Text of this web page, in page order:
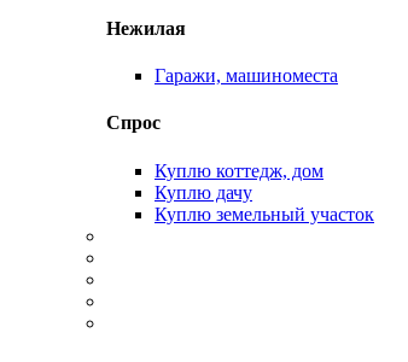
Нежилая
Гаражи, машиноместа
Спрос
Куплю коттедж, дом
Куплю дачу
Куплю земельный участок